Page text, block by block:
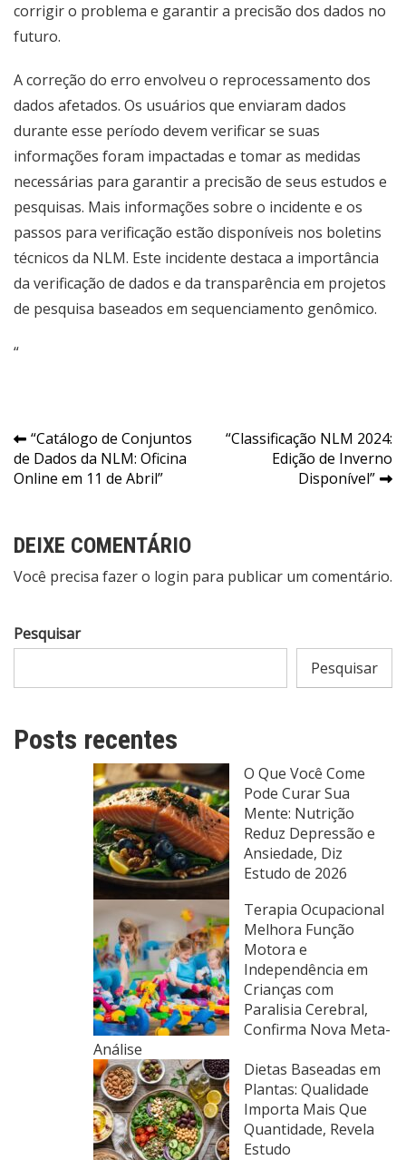
corrigir o problema e garantir a precisão dos dados no
futuro.
A correção do erro envolveu o reprocessamento dos
dados afetados. Os usuários que enviaram dados
durante esse período devem verificar se suas
informações foram impactadas e tomar as medidas
necessárias para garantir a precisão de seus estudos e
pesquisas. Mais informações sobre o incidente e os
passos para verificação estão disponíveis nos boletins
técnicos da NLM. Este incidente destaca a importância
da verificação de dados e da transparência em projetos
de pesquisa baseados em sequenciamento genômico.
“
Navegação
de
“Catálogo de Conjuntos
de Dados da NLM: Oficina
Online em 11 de Abril”
“Classificação NLM 2024:
Edição de Inverno
Disponível”
DEIXE COMENTÁRIO
Você precisa fazer o login para publicar um comentário.
Pesquisar
Pesquisar
Posts recentes
O Que Você Come
Pode Curar Sua
Mente: Nutrição
Reduz Depressão e
Ansiedade, Diz
Estudo de 2026
Terapia Ocupacional
Melhora Função
Motora e
Independência em
Crianças com
Paralisia Cerebral,
Confirma Nova Meta-
Análise
Dietas Baseadas em
Plantas: Qualidade
Importa Mais Que
Quantidade, Revela
Estudo